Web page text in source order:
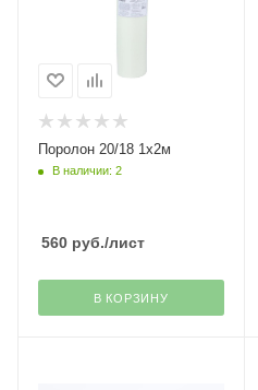
Поролон 20/18 1х2м
В наличии: 2
560 руб./лист
В КОРЗИНУ